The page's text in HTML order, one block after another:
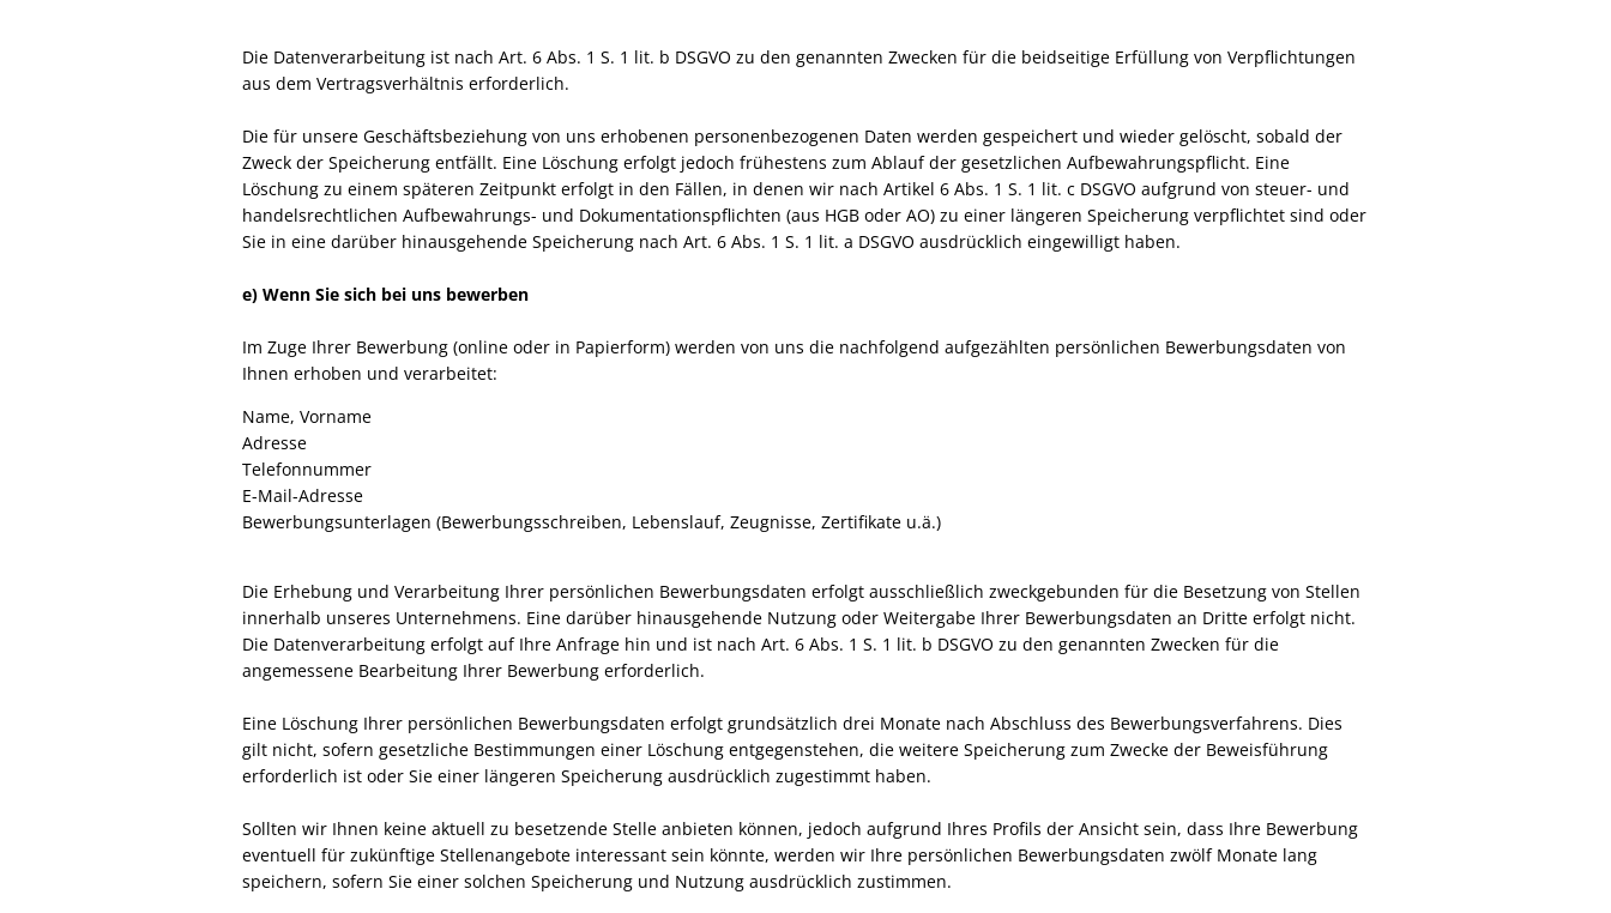
Die Datenverarbeitung ist nach Art. 6 Abs. 1 S. 1 lit. b DSGVO zu den genannten Zwecken für die beidseitige Erfüllung von Verpflichtungen
aus dem Vertragsverhältnis erforderlich.
Die für unsere Geschäftsbeziehung von uns erhobenen personenbezogenen Daten werden gespeichert und wieder gelöscht, sobald der
Zweck der Speicherung entfällt. Eine Löschung erfolgt jedoch frühestens zum Ablauf der gesetzlichen Aufbewahrungspflicht. Eine
Löschung zu einem späteren Zeitpunkt erfolgt in den Fällen, in denen wir nach Artikel 6 Abs. 1 S. 1 lit. c DSGVO aufgrund von steuer- und
handelsrechtlichen Aufbewahrungs- und Dokumentationspflichten (aus HGB oder AO) zu einer längeren Speicherung verpflichtet sind oder
Sie in eine darüber hinausgehende Speicherung nach Art. 6 Abs. 1 S. 1 lit. a DSGVO ausdrücklich eingewilligt haben.
e) Wenn Sie sich bei uns bewerben
Im Zuge Ihrer Bewerbung (online oder in Papierform) werden von uns die nachfolgend aufgezählten persönlichen Bewerbungsdaten von
Ihnen erhoben und verarbeitet:
Name, Vorname
Adresse
Telefonnummer
E-Mail-Adresse
Bewerbungsunterlagen (Bewerbungsschreiben, Lebenslauf, Zeugnisse, Zertifikate u.ä.)
Die Erhebung und Verarbeitung Ihrer persönlichen Bewerbungsdaten erfolgt ausschließlich zweckgebunden für die Besetzung von Stellen
innerhalb unseres Unternehmens. Eine darüber hinausgehende Nutzung oder Weitergabe Ihrer Bewerbungsdaten an Dritte erfolgt nicht.
Die Datenverarbeitung erfolgt auf Ihre Anfrage hin und ist nach Art. 6 Abs. 1 S. 1 lit. b DSGVO zu den genannten Zwecken für die
angemessene Bearbeitung Ihrer Bewerbung erforderlich.
Eine Löschung Ihrer persönlichen Bewerbungsdaten erfolgt grundsätzlich drei Monate nach Abschluss des Bewerbungsverfahrens. Dies
gilt nicht, sofern gesetzliche Bestimmungen einer Löschung entgegenstehen, die weitere Speicherung zum Zwecke der Beweisführung
erforderlich ist oder Sie einer längeren Speicherung ausdrücklich zugestimmt haben.
Sollten wir Ihnen keine aktuell zu besetzende Stelle anbieten können, jedoch aufgrund Ihres Profils der Ansicht sein, dass Ihre Bewerbung
eventuell für zukünftige Stellenangebote interessant sein könnte, werden wir Ihre persönlichen Bewerbungsdaten zwölf Monate lang
speichern, sofern Sie einer solchen Speicherung und Nutzung ausdrücklich zustimmen.